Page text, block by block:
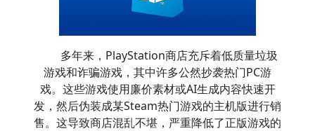
多年来，PlayStation商店充斥着低质量垃圾
游戏和诈骗游戏，其中许多公然抄袭热门PC游
戏。这些游戏使用廉价素材或AI生成内容快速开
发，然后伪装成某Steam热门游戏的主机版进行销
售。这导致商店混乱不堪，严重降低了正版游戏的